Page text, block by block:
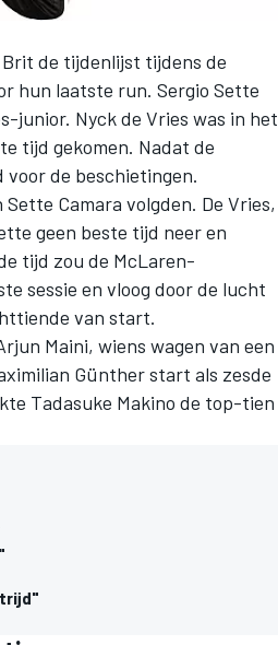
de tijdenlijst tijdens de
hun laatste run. Sergio Sette
junior. Nyck de Vries was in het
tijd gekomen. Nadat de
de beschietingen.
Camara volgden. De Vries,
geen beste tijd neer en
tijd zou de McLaren-
sessie en vloog door de lucht
van start.
Maini, wiens wagen van een
Günther start als zesde
Tadasuke Makino de top-tien